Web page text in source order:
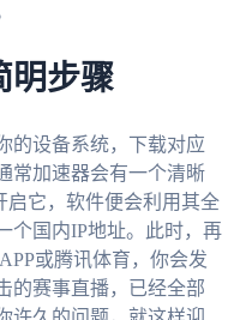
明步骤
的设备系统，下载对应
常加速器会有一个清晰
启它，软件便会利用其全
个国内IP地址。此时，再
或腾讯体育，你会发
的赛事直播，已经全部